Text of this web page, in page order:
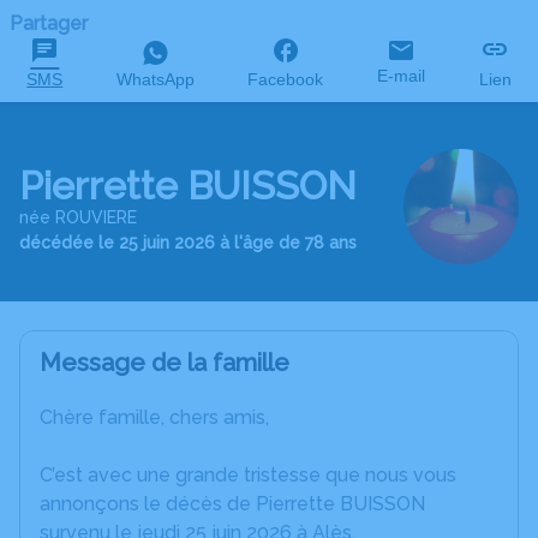
Partager
SMS WhatsApp Facebook E-mail Lien
Pierrette BUISSON
née ROUVIERE
décédée le 25 juin 2026 à l'âge de 78 ans
Message de la famille
Chère famille, chers amis,
C’est avec une grande tristesse que nous vous
annonçons le décès de Pierrette BUISSON
survenu le jeudi 25 juin 2026 à Alès.